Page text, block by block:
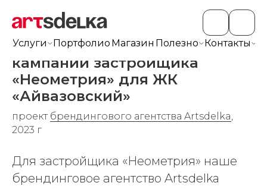
Услуги Портфолио Магазин Полезно Контакты
Разработка рекламной
кампании застройщика
«Неометрия» для ЖК
«Айвазовский»
проект брендингового агентства Artsdelka,
2023 г
Для застройщика «Неометрия» наше
брендинговое агентство Artsdelka